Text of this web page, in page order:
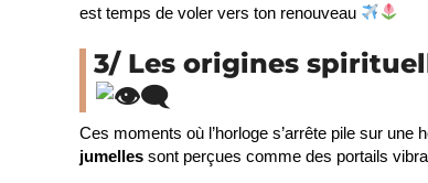
est temps de voler vers ton renouveau
3/ Les origines
Ces moments où l’horloge s’arrête pile sur une
jumelles sont perçues comme des portails